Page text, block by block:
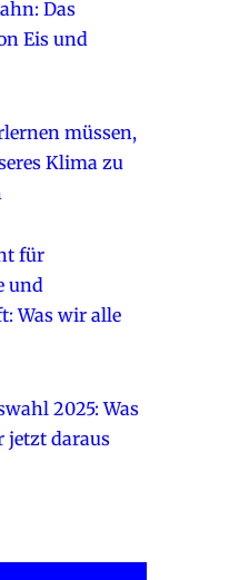
Das
Eis und
müssen,
Klima zu
für
und
Was wir alle
2025: Was
jetzt daraus